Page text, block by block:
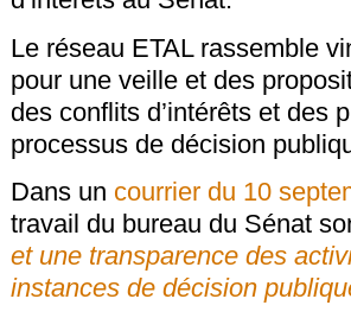
Le réseau ETAL rassemble
pour une veille et des
des conflits d’intérêts et des
processus de décision
Dans un courrier du 10
travail du bureau du Sénat
et une transparence des
instances de décision